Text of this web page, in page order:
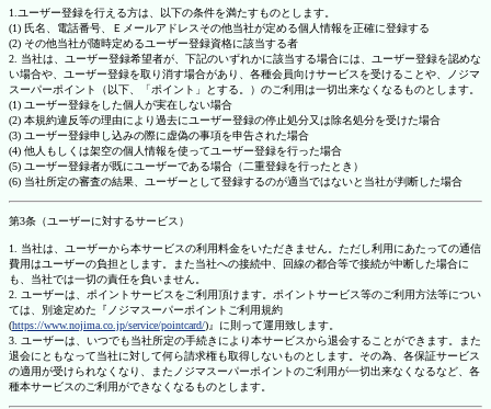
1.ユーザー登録を行える方は、以下の条件を満たすものとします。
(1) 氏名、電話番号、Ｅメールアドレスその他当社が定める個人情報を正確に登録する
(2) その他当社が随時定めるユーザー登録資格に該当する者
2. 当社は、ユーザー登録希望者が、下記のいずれかに該当する場合には、ユーザー登録を認めな
い場合や、ユーザー登録を取り消す場合があり、各種会員向けサービスを受けることや、ノジマ
スーパーポイント（以下、「ポイント」とする。）のご利用は一切出来なくなるものとします。
(1) ユーザー登録をした個人が実在しない場合
(2) 本規約違反等の理由により過去にユーザー登録の停止処分又は除名処分を受けた場合
(3) ユーザー登録申し込みの際に虚偽の事項を申告された場合
(4) 他人もしくは架空の個人情報を使ってユーザー登録を行った場合
(5) ユーザー登録者が既にユーザーである場合（二重登録を行ったとき）
(6) 当社所定の審査の結果、ユーザーとして登録するのが適当ではないと当社が判断した場合
第3条（ユーザーに対するサービス）
1. 当社は、ユーザーから本サービスの利用料金をいただきません。ただし利用にあたっての通信
費用はユーザーの負担とします。また当社への接続中、回線の都合等で接続が中断した場合に
も、当社では一切の責任を負いません。
2. ユーザーは、ポイントサービスをご利用頂けます。ポイントサービス等のご利用方法等につい
ては、別途定めた『ノジマスーパーポイントご利用規約
(https://www.nojima.co.jp/service/pointcard/)』に則って運用致します。
3. ユーザーは、いつでも当社所定の手続きにより本サービスから退会することができます。また
退会にともなって当社に対して何ら請求権も取得しないものとします。その為、各保証サービス
の適用が受けられなくなり、またノジマスーパーポイントのご利用が一切出来なくなるなど、各
種本サービスのご利用ができなくなるものとします。